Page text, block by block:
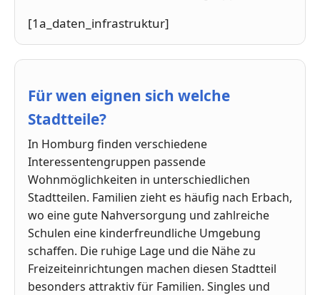
[1a_daten_infrastruktur]
Für wen eignen sich welche
Stadtteile?
In Homburg finden verschiedene
Interessentengruppen passende
Wohnmöglichkeiten in unterschiedlichen
Stadtteilen. Familien zieht es häufig nach Erbach,
wo eine gute Nahversorgung und zahlreiche
Schulen eine kinderfreundliche Umgebung
schaffen. Die ruhige Lage und die Nähe zu
Freizeiteinrichtungen machen diesen Stadtteil
besonders attraktiv für Familien. Singles und